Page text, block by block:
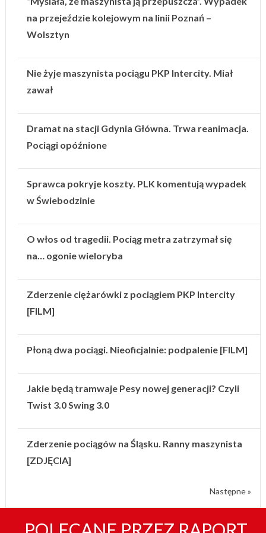
na przejeździe kolejowym na linii Poznań –
Wolsztyn
Nie żyje maszynista pociągu PKP Intercity. Miał
zawał
Dramat na stacji Gdynia Główna. Trwa reanimacja.
Pociągi opóźnione
Sprawca pokryje koszty. PLK komentują wypadek
w Świebodzinie
O włos od tragedii. Pociąg metra zatrzymał się
na… ogonie wieloryba
Zderzenie ciężarówki z pociągiem PKP Intercity
[FILM]
Płoną dwa pociągi. Nieoficjalnie: podpalenie [FILM]
Jakie będą tramwaje Pesy nowej generacji? Czyli
Twist 3.0 Swing 3.0
Zderzenie pociągów na Śląsku. Ranny maszynista
[ZDJĘCIA]
Następne »